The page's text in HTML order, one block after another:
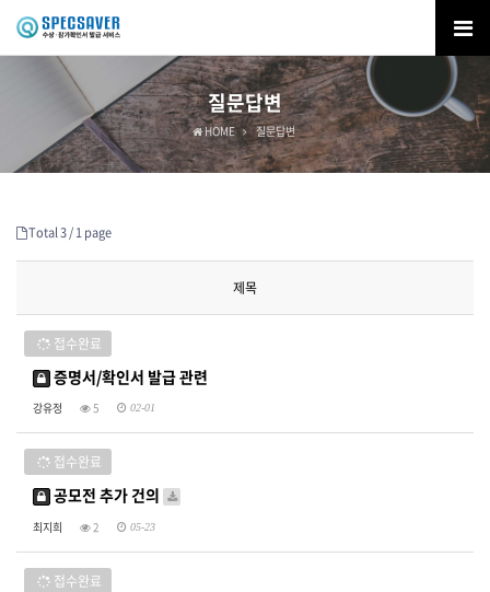
질문답변
HOME 질문답변
Total 3 /1 page
제목
접수완료
증명서/확인서 발급 관련
강유정 5 02-01
접수완료
공모전 추가 건의
최지희 2 05-23
접수완료